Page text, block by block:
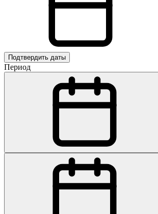
Подтвердить даты
Период